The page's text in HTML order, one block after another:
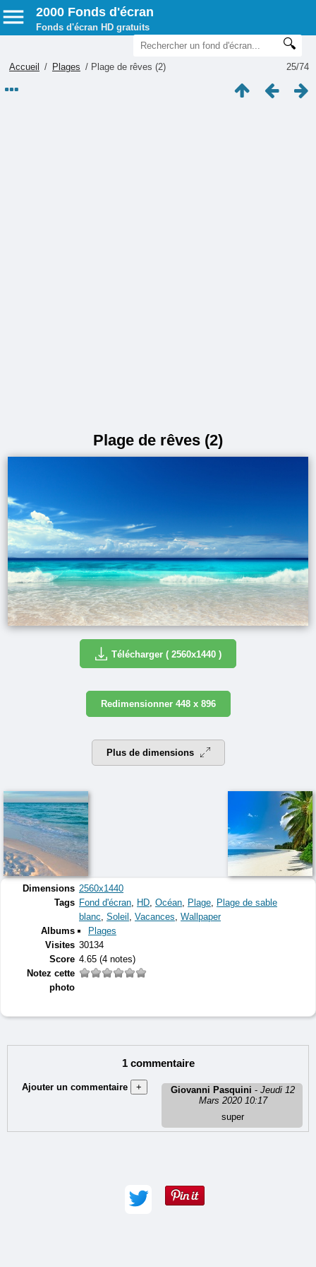
2000 Fonds d'écran
Fonds d'écran HD gratuits
25/74
Accueil / Plages / Plage de rêves (2)
Plage de rêves (2)
Télécharger ( 2560x1440 )
Redimensionner 448 x 896
Plus de dimensions
Dimensions 2560x1440
Tags Fond d'écran, HD, Océan, Plage, Plage de sable
blanc, Soleil , Vacances, Wallpaper
Albums
Plages
Visites 30134
Score 4.65 (4 notes)
Notez cette
photo
1 commentaire
Ajouter un commentaire
+
Giovanni Pasquini - Jeudi 12
Mars 2020 10:17
super